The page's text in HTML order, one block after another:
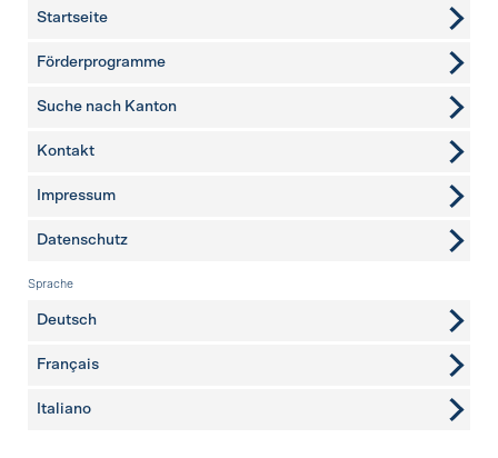
Startseite
Förderprogramme
Suche nach Kanton
weitere Seiten
Kontakt
Impressum
Datenschutz
Sprache
Deutsch
Français
Italiano